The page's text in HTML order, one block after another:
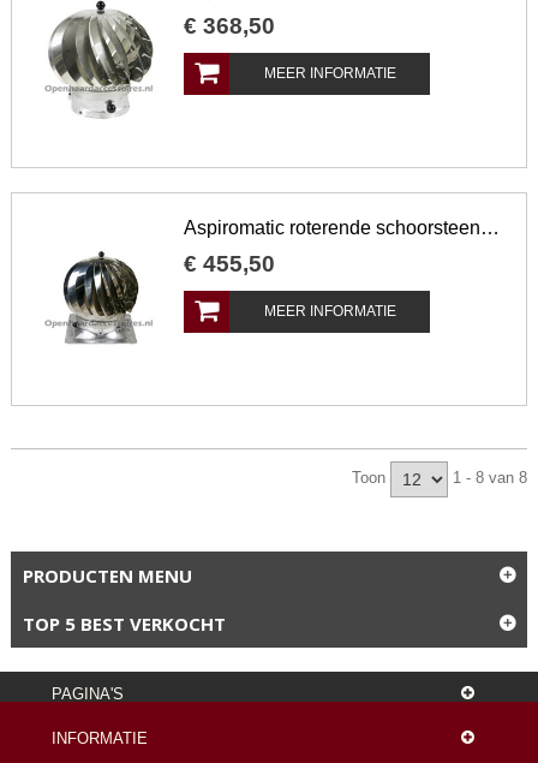
€ 368,50
MEER INFORMATIE
Aspiromatic roterende schoorsteenkap met vierkante voet
€ 455,50
MEER INFORMATIE
Toon 1 - 8 van 8
PRODUCTEN MENU
TOP 5 BEST VERKOCHT
PAGINA'S
INFORMATIE